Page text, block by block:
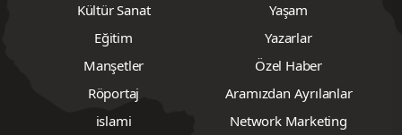
Kültür Sanat
Yaşam
Eğitim
Yazarlar
Manşetler
Özel Haber
Röportaj
Aramızdan Ayrılanlar
islami
Network Marketing